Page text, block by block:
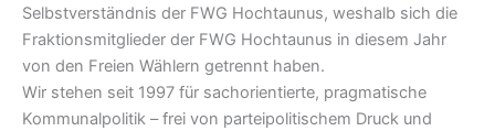
Selbstverständnis der FWG Hochtaunus, weshalb sich die
Fraktionsmitglieder der FWG Hochtaunus in diesem Jahr
von den Freien Wählern getrennt haben.
Wir stehen seit 1997 für sachorientierte, pragmatische
Kommunalpolitik – frei von parteipolitischem Druck und